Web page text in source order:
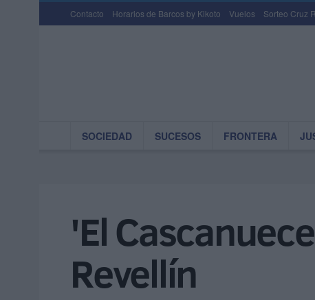
Contacto Horarios de Barcos by Kikoto Vuelos Sorteo Cruz
SOCIEDAD SUCESOS FRONTERA
'El
Revellín